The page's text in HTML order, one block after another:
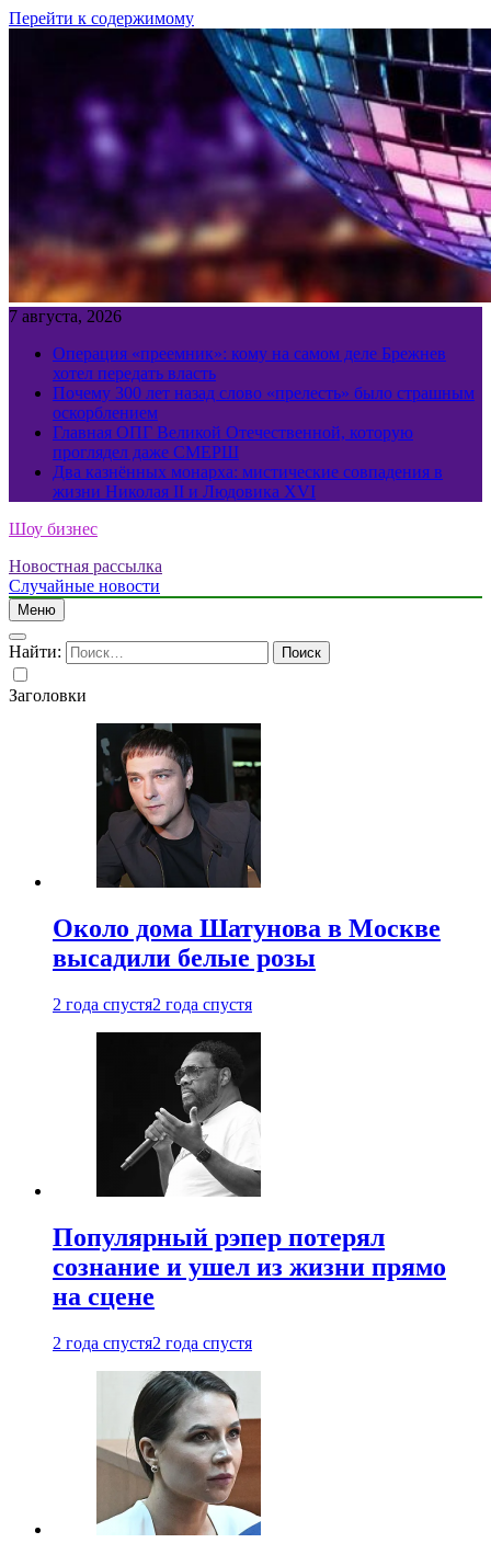
Перейти к содержимому
7 августа, 2026
Операция «преемник»: кому на самом деле Брежнев
хотел передать власть
Почему 300 лет назад слово «прелесть» было страшным
оскорблением
Главная ОПГ Великой Отечественной, которую
проглядел даже СМЕРШ
Два казнённых монарха: мистические совпадения в
жизни Николая II и Людовика XVI
Шоу бизнес
Новостная рассылка
Случайные новости
Меню
Найти:
Заголовки
Около дома Шатунова в Москве
высадили белые розы
2 года спустя2 года спустя
Популярный рэпер потерял
сознание и ушел из жизни прямо
на сцене
2 года спустя2 года спустя